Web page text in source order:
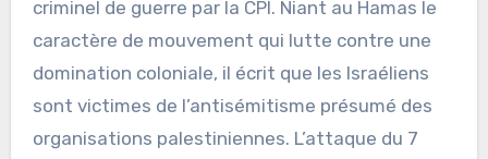
criminel de guerre par la CPI. Niant au Hamas le
caractère de mouvement qui lutte contre une
domination coloniale, il écrit que les Israéliens
sont victimes de l’antisémitisme présumé des
organisations palestiniennes. L’attaque du 7